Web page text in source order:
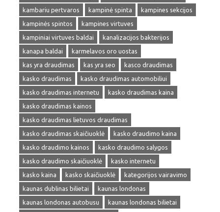
kambariu pertvaros
kampinė spinta
kampines sekcijos
kampinės spintos
kampines virtuves
kampiniai virtuves baldai
kanalizacijos bakterijos
kanapa baldai
karmelavos oro uostas
kas yra draudimas
kas yra seo
kasco draudimas
kasko draudimas
kasko draudimas automobiliui
kasko draudimas internetu
kasko draudimas kaina
kasko draudimas kainos
kasko draudimas lietuvos draudimas
kasko draudimas skaičiuoklė
kasko draudimo kaina
kasko draudimo kainos
kasko draudimo salygos
kasko draudimo skaičiuoklė
kasko internetu
kasko kaina
kasko skaičiuoklė
kategorijos vairavimo
kaunas dublinas bilietai
kaunas londonas
kaunas londonas autobusu
kaunas londonas bilietai